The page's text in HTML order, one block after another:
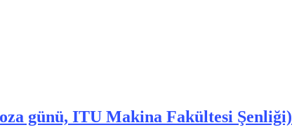
günü, ITU Makina Fakültesi Şenliği)